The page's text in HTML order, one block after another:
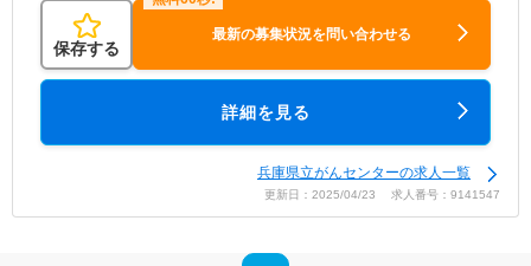
保存する
最新の募集状況を問い合わせる
詳細を見る
兵庫県立がんセンターの求人一覧
更新日：2025/04/23 求人番号：9141547